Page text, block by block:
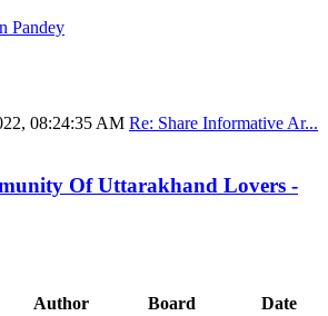
Pandey
08:24:35 AM Re: Share Informative Ar...
Of Uttarakhand Lovers -
Author Board Date